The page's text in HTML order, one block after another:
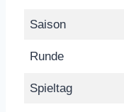
Saison
Runde
Spieltag